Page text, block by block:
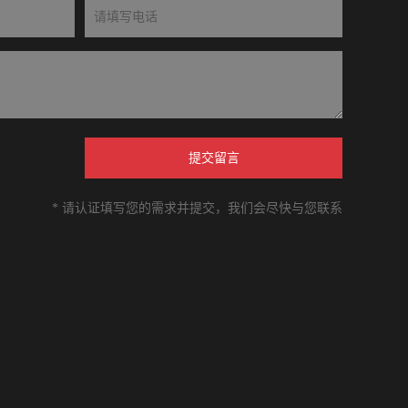
提交留言
* 请认证填写您的需求并提交，我们会尽快与您联系